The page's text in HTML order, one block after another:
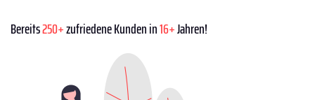
Bereits250+zufriedene Kunden in16+Jahren!